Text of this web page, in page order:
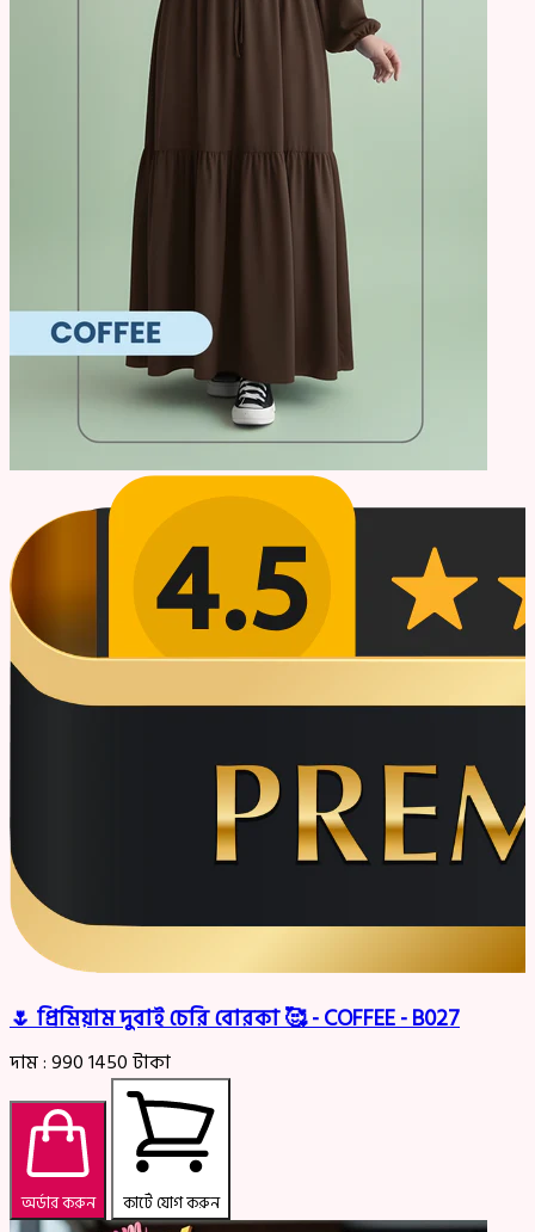
🌷 প্রিমিয়াম দুবাই চেরি বোরকা 🥰 - COFFEE - B027
দাম :9901450টাকা
অর্ডার করুন কার্টে যোগ করুন